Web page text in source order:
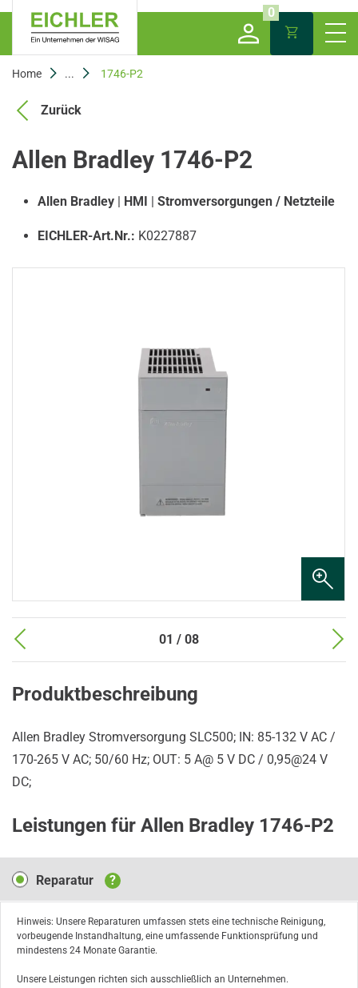
0
Home ... 1746-P2
Zurück
Allen Bradley 1746-P2
Allen Bradley | HMI | Stromversorgungen / Netzteile
EICHLER-Art.Nr.: K0227887
01 / 08
Produktbeschreibung
Allen Bradley Stromversorgung SLC500; IN: 85-132 V AC /
170-265 V AC; 50/60 Hz; OUT: 5 A@ 5 V DC / 0,95@24 V
DC;
Leistungen für Allen Bradley 1746-P2
Reparatur
Reparatur ?
Hinweis: Unsere Reparaturen umfassen stets eine technische Reinigung,
vorbeugende Instandhaltung, eine umfassende Funktionsprüfung und
mindestens 24 Monate Garantie.
Unsere Leistungen richten sich ausschließlich an Unternehmen.